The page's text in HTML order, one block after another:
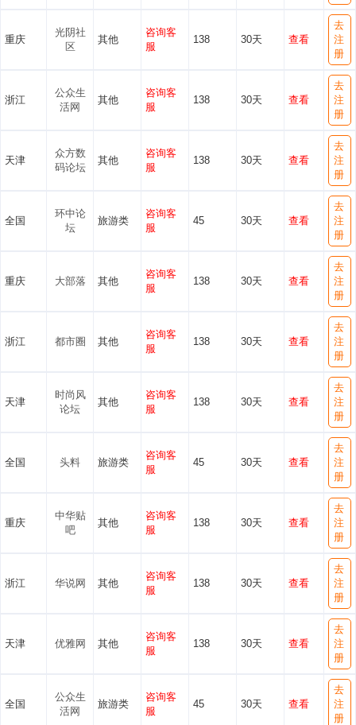
重庆
光阴社
区
其他
咨询客
服
138 30天 查看
去
注
册
浙江
公众生
活网
其他
咨询客
服
138 30天 查看
去
注
册
天津
众方数
码论坛
其他
咨询客
服
138 30天 查看
去
注
册
全国
环中论
坛
旅游类
咨询客
服
45 30天 查看
去
注
册
重庆 大部落 其他
咨询客
服
138 30天 查看
去
注
册
浙江 都市圈 其他
咨询客
服
138 30天 查看
去
注
册
天津
时尚风
论坛
其他
咨询客
服
138 30天 查看
去
注
册
全国 头料 旅游类
咨询客
服
45 30天 查看
去
注
册
重庆
中华贴
吧
其他
咨询客
服
138 30天 查看
去
注
册
浙江 华说网 其他
咨询客
服
138 30天 查看
去
注
册
天津 优雅网 其他
咨询客
服
138 30天 查看
去
注
册
全国
公众生
活网
旅游类
咨询客
服
45 30天 查看
去
注
册